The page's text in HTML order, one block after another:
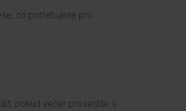
co potřebujete pro
pokud večer prosedíte s